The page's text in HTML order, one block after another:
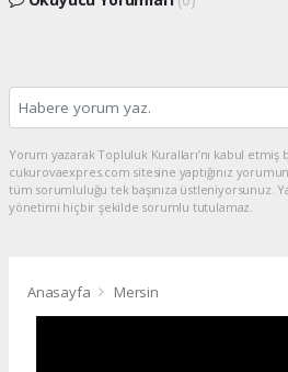
Yorum yazarak Topluluk Kuralları’nı kabul etmiş
cukurovaexpres.com sitesine yaptığınız
tüm sorumluluğu tek başınıza üstleniyorsunuz.
yönetimi hiçbir şekilde sorumlu tutulamaz.
Anasayfa Mersin